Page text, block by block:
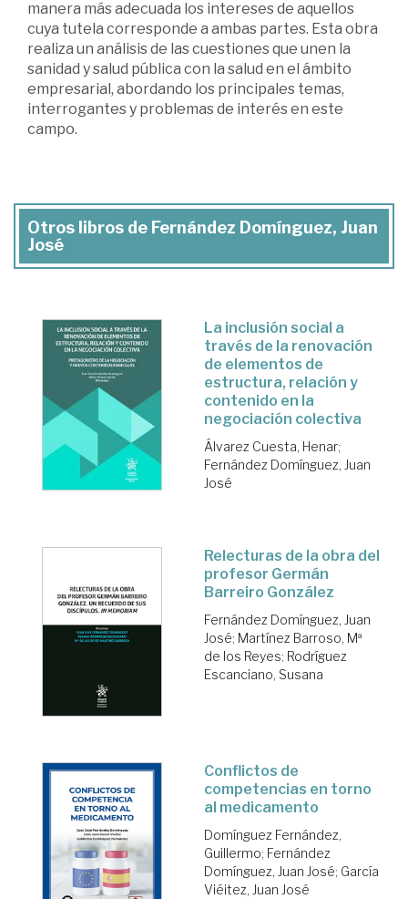
manera más adecuada los intereses de aquellos
cuya tutela corresponde a ambas partes. Esta obra
realiza un análisis de las cuestiones que unen la
sanidad y salud pública con la salud en el ámbito
empresarial, abordando los principales temas,
interrogantes y problemas de interés en este
campo.
Otros libros de Fernández Domínguez, Juan
José
La inclusión social a
través de la renovación
de elementos de
estructura, relación y
contenido en la
negociación colectiva
Álvarez Cuesta, Henar;
Fernández Domínguez, Juan
José
Relecturas de la obra del
profesor Germán
Barreiro González
Fernández Domínguez, Juan
José; Martínez Barroso, Mª
de los Reyes; Rodríguez
Escanciano, Susana
Conflictos de
competencias en torno
al medicamento
Domínguez Fernández,
Guillermo; Fernández
Domínguez, Juan José; García
Viéitez, Juan José